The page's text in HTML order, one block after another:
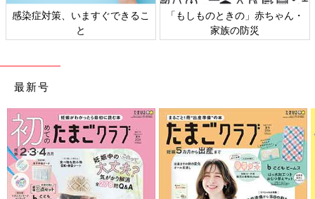
感染症対策、いますぐできるこ
と
「もしものときの」赤ちゃん・
家族の防災
最新号